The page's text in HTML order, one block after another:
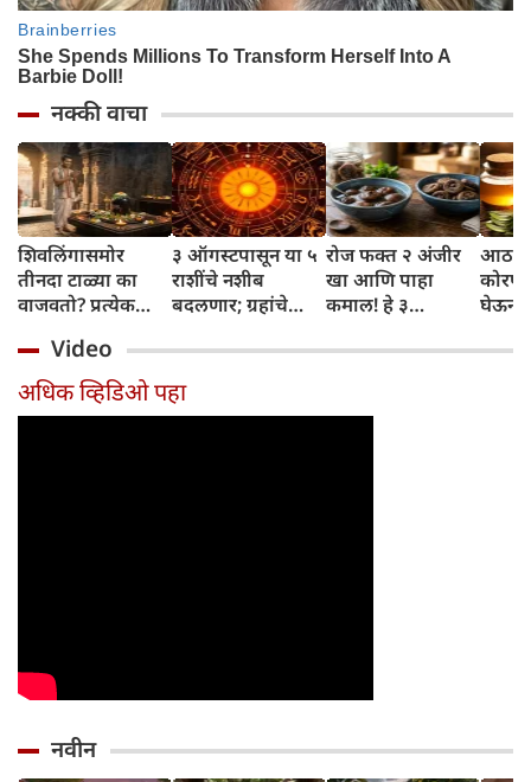
नक्की वाचा
शिवलिंगासमोर
तीनदा टाळ्या का
वाजवतो? प्रत्येक
जाणून घ्या
३ ऑगस्टपासून या ५
राशींचे नशीब
बदलणार; ग्रहांचे
संपतील आणि शुभ
दिवसांची सुरुवात
होईल
रोज फक्त २ अंजीर
खा आणि पाहा
कमाल! हे ३
तुम्हाला ठाऊक
घेऊन
Video
अधिक व्हिडिओ पहा
नवीन